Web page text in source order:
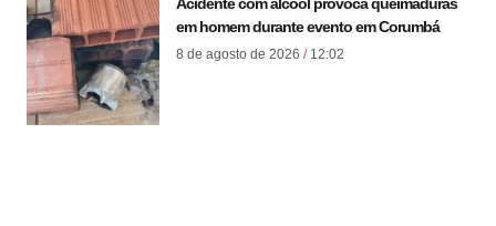
em homem durante evento em Corumbá
8 de agosto de 2026 12:02